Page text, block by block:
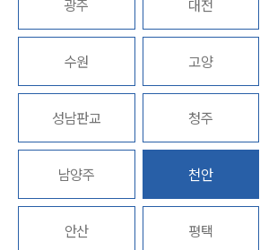
그룹소개
오시는 길
글로벌 파트너 로펌
고객의 소리
통합검색
광주 대전
수원 고양
성남판교 청주
남양주 천안
안산 평택